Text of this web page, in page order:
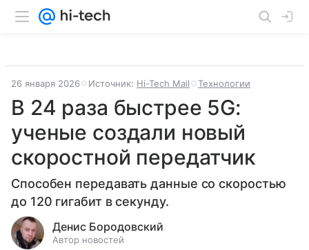
26 января 2026 Источник: Hi-Tech Mail Технологии
В 24 раза быстрее 5G:
ученые создали новый
скоростной передатчик
Способен передавать данные со скоростью
до 120 гигабит в секунду.
Денис Бородовский
Автор новостей